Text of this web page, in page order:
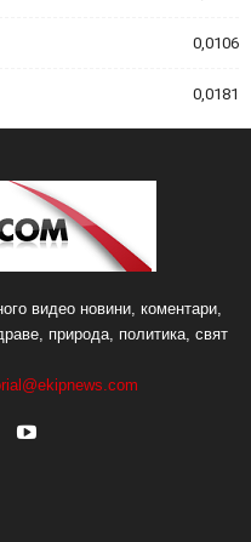
0,0106
0,0181
видео новини, коментари,
природа, политика, свят